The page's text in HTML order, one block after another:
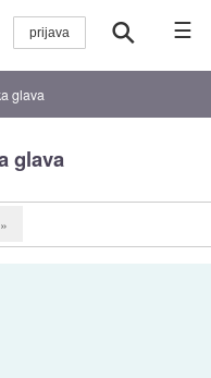
☰
glava
glava
»